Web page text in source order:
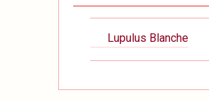
links
Lupulus Blanche